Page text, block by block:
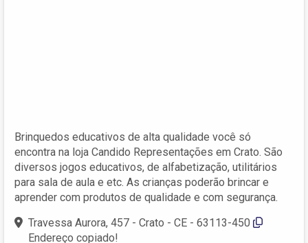
Brinquedos educativos de alta qualidade você só
encontra na loja Candido Representações em Crato. São
diversos jogos educativos, de alfabetização, utilitários
para sala de aula e etc. As crianças poderão brincar e
aprender com produtos de qualidade e com segurança.
Travessa Aurora, 457 - Crato - CE - 63113-450
Endereço copiado!